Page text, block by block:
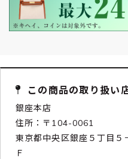
この商品の取り扱い
銀座本店
住所：〒104-0061
東京都中央区銀座５丁目５
Ｆ